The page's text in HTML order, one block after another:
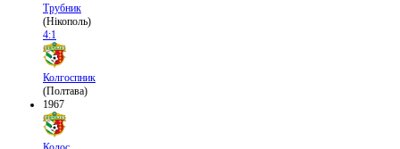
Трубник
(Нікополь)
4:1
Колгоспник
(Полтава)
1967